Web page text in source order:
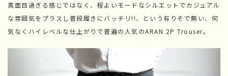
真面目過ぎる感じではなく、程よいモードなシルエットでカジュアル
な雰囲気をプラスし普段履きにバッチリ!!、という有りそで無い、何
気なくハイレベルな仕上がりで普遍の人気のARAN 2P Trouser。